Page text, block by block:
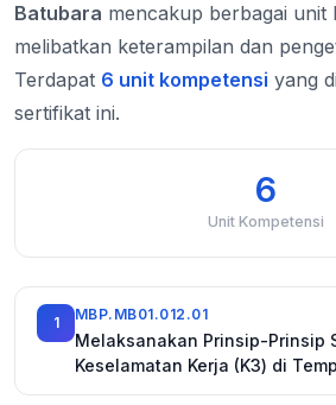
Batubara mencakup berbagai unit
melibatkan keterampilan dan
Terdapat 6 unit kompetensi yang
sertifikat ini.
6
Unit Kompetensi
1 MBP.MB01.012.01
Melaksanakan Prinsip-Prinsip
Keselamatan Kerja (K3) di